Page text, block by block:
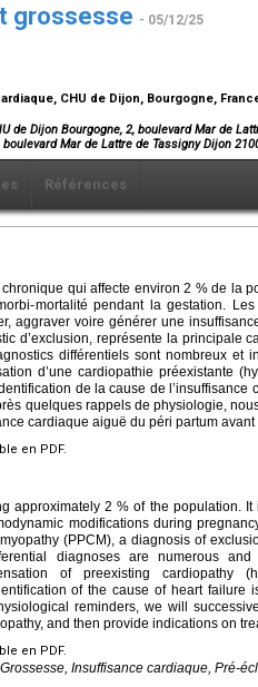
grossesse - 05/12/25
CHU de Dijon, Bourgogne,
Dijon Bourgogne, 2, boulevard Mar de
Mar de Lattre de Tassigny Dijon
Références
qui affecte environ 2 % de la
mortalité pendant la gestation.
aggraver voire générer une
d’exclusion, représente la principale
différentiels sont nombreux et
d’une cardiopathie préexistante
de la cause de
quelques rappels de physiologie,
cardiaque aiguë du péri partum
en PDF.
approximately 2 % of the population.
modifications during
(PPCM), a diagnosis of
diagnoses are numerous and
of preexisting cardiopathy
of the cause of heart failure
reminders, we will
and then provide indications on
en PDF.
Insuffisance cardiaque, Pré-